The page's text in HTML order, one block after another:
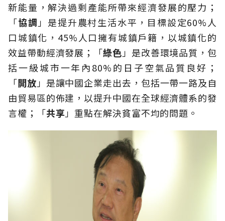
新能量，解決過剩產能所帶來經濟發展的壓力；
「協調」是提升農村生活水平，目標設定60%人
口城鎮化，45%人口擁有城鎮戶籍，以城鎮化的
效益帶動經濟發展；「綠色」是改善環境品質，包
括一級城市一年內80%的日子空氣品質良好；
「開放」是讓中國企業走出去，包括一帶一路及自
由貿易區的佈建，以提升中國在全球經濟體系的發
言權；「共享」重點在解決貧富不均的問題。